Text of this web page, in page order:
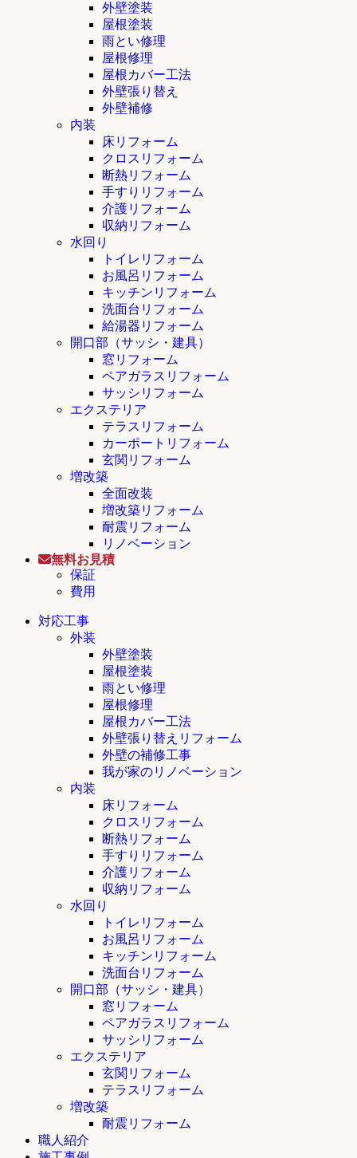
外壁塗装
屋根塗装
雨とい修理
屋根修理
屋根カバー工法
外壁張り替え
外壁補修
内装
床リフォーム
クロスリフォーム
断熱リフォーム
手すりリフォーム
介護リフォーム
収納リフォーム
水回り
トイレリフォーム
お風呂リフォーム
キッチンリフォーム
洗面台リフォーム
給湯器リフォーム
開口部（サッシ・建具）
窓リフォーム
ペアガラスリフォーム
サッシリフォーム
エクステリア
テラスリフォーム
カーポートリフォーム
玄関リフォーム
増改築
全面改装
増改築リフォーム
耐震リフォーム
リノベーション
無料お見積
保証
費用
対応工事
外装
外壁塗装
屋根塗装
雨とい修理
屋根修理
屋根カバー工法
外壁張り替えリフォーム
外壁の補修工事
我が家のリノベーション
内装
床リフォーム
クロスリフォーム
断熱リフォーム
手すりリフォーム
介護リフォーム
収納リフォーム
水回り
トイレリフォーム
お風呂リフォーム
キッチンリフォーム
洗面台リフォーム
開口部（サッシ・建具）
窓リフォーム
ペアガラスリフォーム
サッシリフォーム
エクステリア
玄関リフォーム
テラスリフォーム
増改築
耐震リフォーム
職人紹介